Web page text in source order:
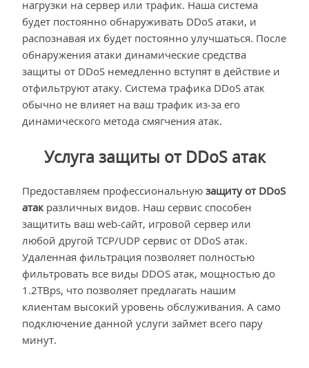
нагрузки на сервер или трафик. Наша система
будет постоянно обнаруживать DDoS атаки, и
распознавая их будет постоянно улучшаться. После
обнаружения атаки динамические средства
защиты от DDoS немедленно вступят в действие и
отфильтруют атаку. Система трафика DDoS атак
обычно не влияет на ваш трафик из-за его
динамического метода смягчения атак.
Услуга защиты от DDoS атак
Предоставляем профессиональную защиту от DDoS
атакразличных видов. Наш сервис способен
защитить ваш web-сайт, игровой сервер или
любой другой TCP/UDP сервис от DDoS атак.
Удаленная фильтрация позволяет полностью
фильтровать все виды DDOS атак, мощностью до
1.2TBps, что позволяет предлагать нашим
клиентам высокий уровень обслуживания. А само
подключение данной услуги займет всего пару
минут.